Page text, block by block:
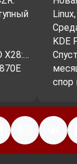
X28:…
KDE
спор